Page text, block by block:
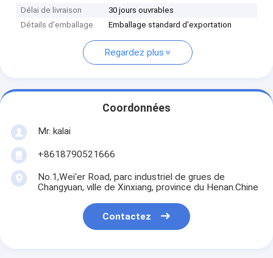
Délai de livraison
30 jours ouvrables
Détails d'emballage
Emballage standard d'exportation
Regardez plus
Coordonnées
Mr. kalai
+8618790521666
No.1,Wei'er Road, parc industriel de grues de
Changyuan, ville de Xinxiang, province du Henan.Chine
Contactez